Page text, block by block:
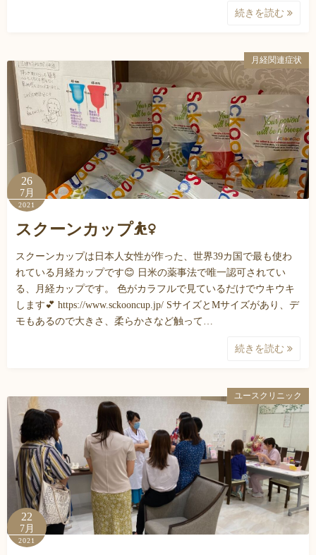
続きを読む
月経関連症状
26
7月
2021
スクーンカップ⛹️‍♀️
スクーンカップは日本人女性が作った、世界39カ国で最も使わ
れている月経カップです😊 日米の薬事法で唯一認可されてい
る、月経カップです。 色がカラフルで見ているだけでウキウキ
します💕 https://www.sckooncup.jp/ SサイズとMサイズがあり、デ
モもあるので大きさ、柔らかさなど触って…
続きを読む
ユースクリニック
22
7月
2021